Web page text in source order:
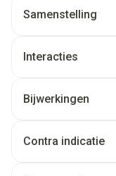
Samenstelling
Interacties
Bijwerkingen
Contra indicatie